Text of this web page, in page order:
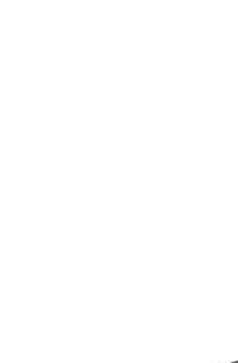
А так же студенты техникума